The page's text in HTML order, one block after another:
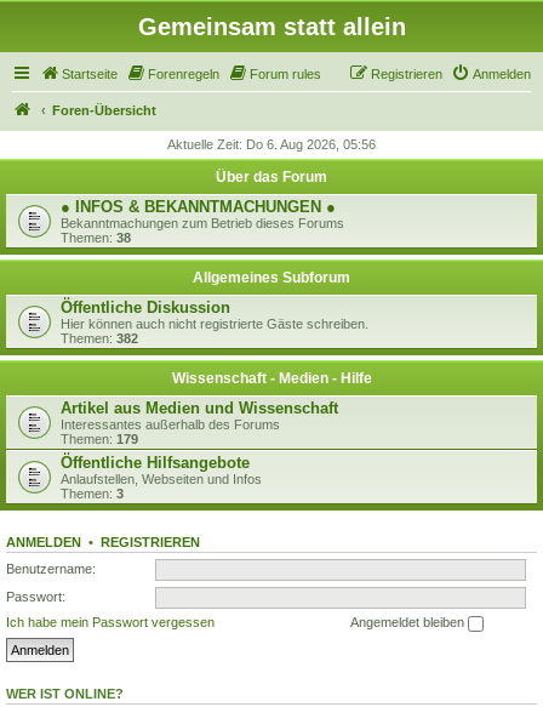
Gemeinsam statt allein
Startseite Forenregeln Forum rules Anmelden
Registrieren
Foren-Übersicht
Aktuelle Zeit: Do 6. Aug 2026, 05:56
Über das Forum
● INFOS & BEKANNTMACHUNGEN ●
Bekanntmachungen zum Betrieb dieses Forums
Themen: 38
Allgemeines Subforum
Öffentliche Diskussion
Hier können auch nicht registrierte Gäste schreiben.
Themen: 382
Wissenschaft - Medien - Hilfe
Artikel aus Medien und Wissenschaft
Interessantes außerhalb des Forums
Themen: 179
Öffentliche Hilfsangebote
Anlaufstellen, Webseiten und Infos
Themen: 3
ANMELDEN • REGISTRIEREN
Benutzername:
Passwort:
Ich habe mein Passwort vergessen
Angemeldet bleiben
WER IST ONLINE?